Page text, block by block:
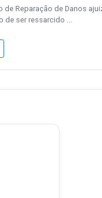
de Reparação de Danos
de ser ressarcido ...